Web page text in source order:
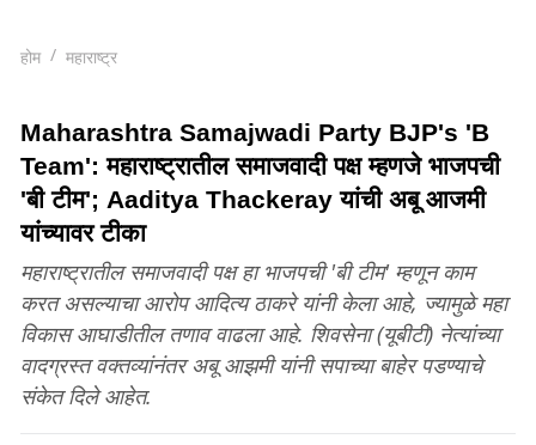
होम महाराष्ट्र
Maharashtra Samajwadi Party BJP's 'B
Team': महाराष्ट्रातील समाजवादी पक्ष म्हणजे भाजपची
'बी टीम'; Aaditya Thackeray यांची अबू आजमी
यांच्यावर टीका
महाराष्ट्रातील समाजवादी पक्ष हा भाजपची 'बी टीम' म्हणून काम
करत असल्याचा आरोप आदित्य ठाकरे यांनी केला आहे, ज्यामुळे महा
विकास आघाडीतील तणाव वाढला आहे. शिवसेना (यूबीटी) नेत्यांच्या
वादग्रस्त वक्तव्यांनंतर अबू आझमी यांनी सपाच्या बाहेर पडण्याचे
संकेत दिले आहेत.